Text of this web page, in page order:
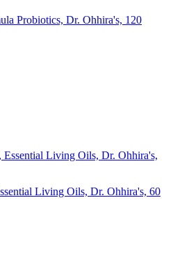
Probiotics, Dr. Ohhira's, 120
Living Oils, Dr. Ohhira's, 60